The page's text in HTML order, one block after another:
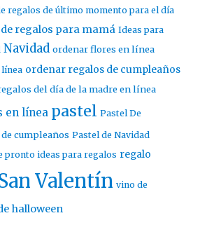
regalos de último momento para el día
regalos para mamá Ideas para
Navidad ordenar flores en línea
ordenar regalos de cumpleaños
del día de la madre en línea
en línea pastel Pastel De
cumpleaños Pastel de Navidad
pronto ideas para regalos regalo
Valentín vino de
halloween